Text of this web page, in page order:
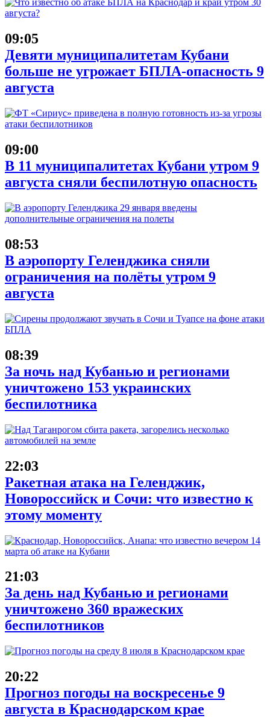
09:05
Девяти муниципалитетам Кубани
больше не угрожает БПЛА-опасность 9
августа
09:00
В 11 муниципалитетах Кубани утром 9
августа сняли беспилотную опасность
08:53
В аэропорту Геленджика сняли
ограничения на полёты утром 9
августа
08:39
За ночь над Кубанью и регионами
уничтожено 153 украинских
беспилотника
22:03
Ракетная атака на Геленджик,
Новороссийск и Сочи: что известно к
этому моменту
21:03
За день над Кубанью и регионами
уничтожено 360 вражеских
беспилотников
20:22
Прогноз погоды на воскресенье 9
августа в Краснодарском крае